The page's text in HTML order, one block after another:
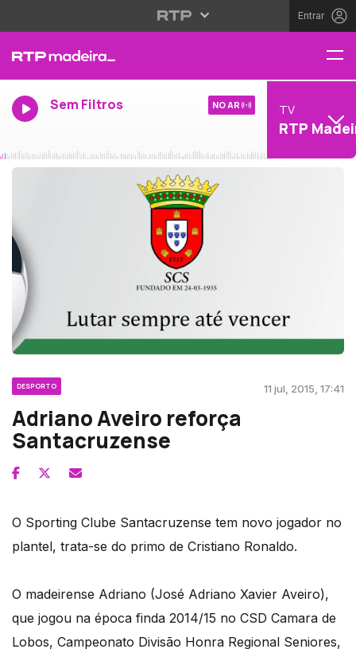
Entrar
Sem Filtros NO AR TV
RTP
DESPORTO 11 jul, 2015, 17:41
Adriano Aveiro reforça
Santacruzense
O Sporting Clube Santacruzense tem novo jogador no
plantel, trata-se do primo de Cristiano Ronaldo.
O madeirense Adriano (José Adriano Xavier Aveiro),
que jogou na época finda 2014/15 no CSD Camara de
Lobos, Campeonato Divisão Honra Regional Seniores,